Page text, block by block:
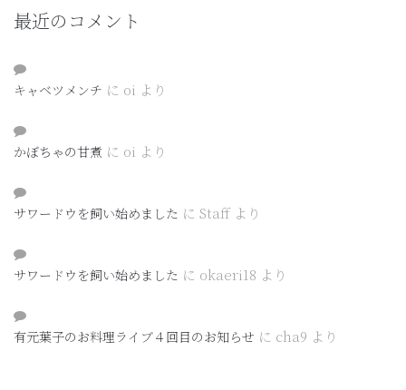
最近のコメント
キャベツメンチ に oi より
かぼちゃの甘煮 に oi より
サワードウを飼い始めました に Staffより
サワードウを飼い始めました に okaeri18 より
有元葉子のお料理ライブ４回目のお知らせ に cha9 より